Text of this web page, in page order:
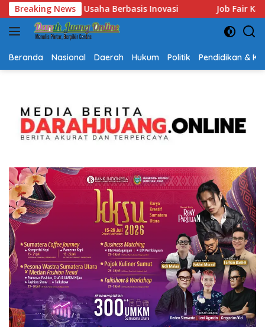
Langsung
ke
konten
Breaking NewsJob Fair Kalsel 2026 Dibuka, Sediakan Hampir
Beranda Nasional Daerah Hukum Politik Pendidikan &